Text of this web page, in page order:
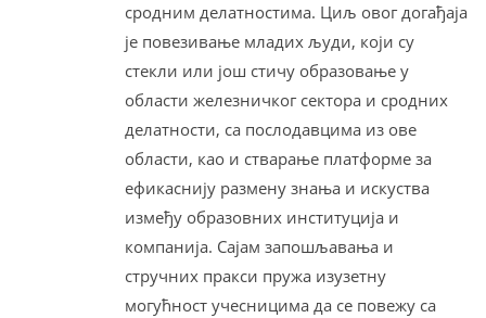
сродним делатностима. Циљ овог догађаја
је повезивање младих људи, који су
стекли или још стичу образовање у
области железничког сектора и сродних
делатности, са послодавцима из ове
области, као и стварање платформе за
ефикаснију размену знања и искуства
између образовних институција и
компанија. Сајам запошљавања и
стручних пракси пружа изузетну
могућност учесницима да се повежу са